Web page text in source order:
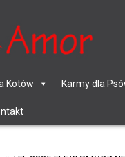
Kotów Karmy dla